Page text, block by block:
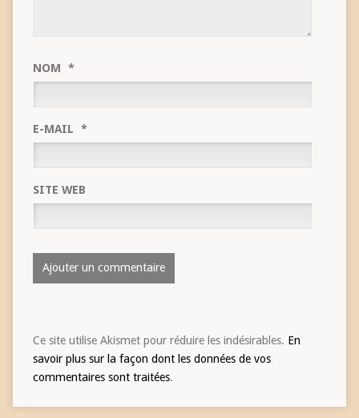
NOM *
E-MAIL *
SITE WEB
Ce site utilise Akismet pour réduire les indésirables. En
savoir plus sur la façon dont les données de vos
commentaires sont traitées.